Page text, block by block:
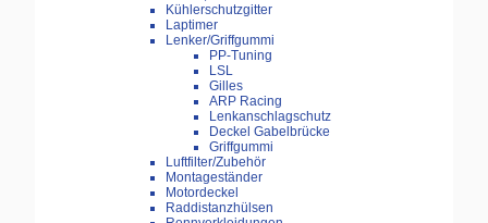
Kühlerschutzgitter
Laptimer
Lenker/Griffgummi
PP-Tuning
LSL
Gilles
ARP Racing
Lenkanschlagschutz
Deckel Gabelbrücke
Griffgummi
Luftfilter/Zubehör
Montageständer
Motordeckel
Raddistanzhülsen